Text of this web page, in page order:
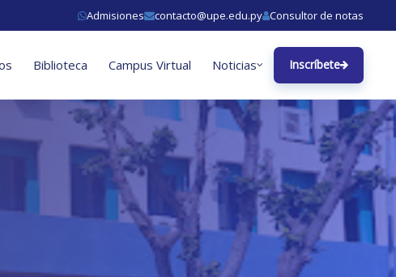
Admisiones contacto@upe.edu.py Consultor de notas
Biblioteca Campus Virtual Noticias Inscríbete